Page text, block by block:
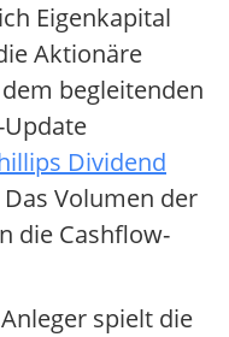
Eigenkapital
Aktionäre
begleitenden
Dividend
Das Volumen der
die Cashflow-
spielt die